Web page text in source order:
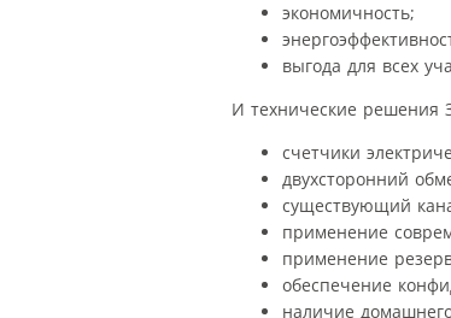
экономичность;
выгода для всех
И технические решения
счетчики
двухсторонний
существующий
применение
применение
обеспечение
наличие